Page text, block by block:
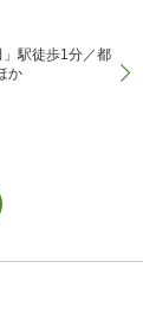
駅徒歩1分／都
か